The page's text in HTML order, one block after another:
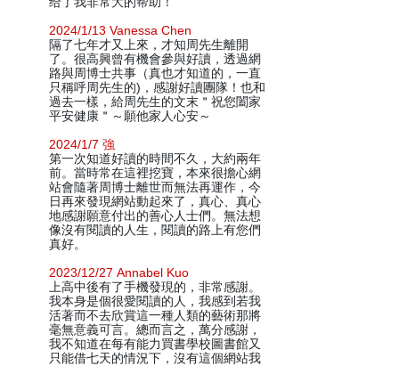
2024/1/13 Vanessa Chen
隔了七年才又上來，才知周先生離開
了。很高興曾有機會參與好讀，透過網
路與周博士共事（真也才知道的，一直
只稱呼周先生的)，感謝好讀團隊！也和
過去一樣，給周先生的文末＂祝您闔家
平安健康＂～願他家人心安～
2024/1/7 強
第一次知道好讀的時間不久，大約兩年
前。當時常在這裡挖寶，本來很擔心網
站會隨著周博士離世而無法再運作，今
日再來發現網站動起來了，真心、真心
地感謝願意付出的善心人士們。無法想
像沒有閱讀的人生，閱讀的路上有您們
真好。
2023/12/27 Annabel Kuo
上高中後有了手機發現的，非常感謝。
我本身是個很愛閱讀的人，我感到若我
活著而不去欣賞這一種人類的藝術那將
毫無意義可言。總而言之，萬分感謝，
我不知道在每有能力買書學校圖書館又
只能借七天的情況下，沒有這個網站我